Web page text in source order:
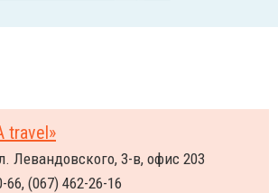
travel»
Левандовского, 3-в, офис 203
66, (067) 462-26-16